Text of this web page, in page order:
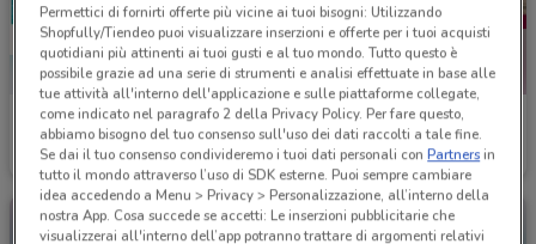
VisionOttica
Scade il 02/09 2.5 km
VisionOttica
Scade il 31/08 2.5 km
Permettici di fornirti offerte più vicine ai tuoi bisogni: Utilizzando
Shopfully/Tiendeo puoi visualizzare inserzioni e offerte per i tuoi acquisti
quotidiani più attinenti ai tuoi gusti e al tuo mondo. Tutto questo è
possibile grazie ad una serie di strumenti e analisi effettuate in base alle
tue attività all'interno dell'applicazione e sulle piattaforme collegate,
come indicato nel paragrafo 2 della Privacy Policy. Per fare questo,
abbiamo bisogno del tuo consenso sull'uso dei dati raccolti a tale fine.
Se dai il tuo consenso condivideremo i tuoi dati personali conPartnersin
tutto il mondo attraverso l’uso di SDK esterne. Puoi sempre cambiare
idea accedendo a Menu > Privacy > Personalizzazione, all’interno della
nostra App. Cosa succede se accetti: Le inserzioni pubblicitarie che
visualizzerai all'interno dell’app potranno trattare di argomenti relativi